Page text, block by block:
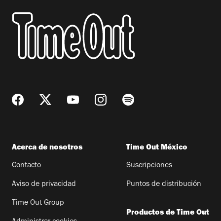
Acerca de nosotros
Contacto
Aviso de privacidad
Time Out Group
Time Out México
Suscripciones
Puntos de distribución
Productos de Time Out